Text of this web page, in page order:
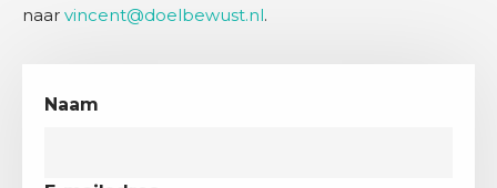
naar vincent@doelbewust.nl.
Naam